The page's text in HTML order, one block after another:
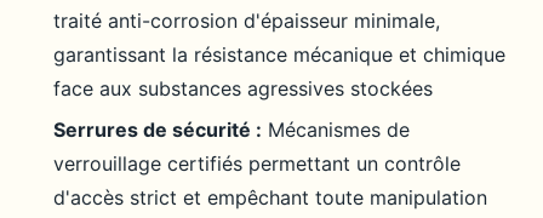
traité anti-corrosion d'épaisseur minimale,
garantissant la résistance mécanique et chimique
face aux substances agressives stockées
Serrures de sécurité : Mécanismes de
verrouillage certifiés permettant un contrôle
d'accès strict et empêchant toute manipulation